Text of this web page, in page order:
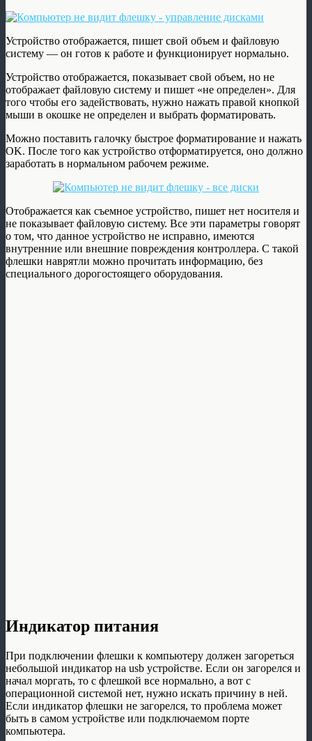
Устройство отображается, пишет свой объем и файловую
систему — он готов к работе и функционирует нормально.
Устройство отображается, показывает свой объем, но не
отображает файловую систему и пишет «не определен». Для
того чтобы его задействовать, нужно нажать правой кнопкой
мыши в окошке не определен и выбрать форматировать.
Можно поставить галочку быстрое форматирование и нажать
OK. После того как устройство отформатируется, оно должно
заработать в нормальном рабочем режиме.
Отображается как съемное устройство, пишет нет носителя и
не показывает файловую систему. Все эти параметры говорят
о том, что данное устройство не исправно, имеются
внутренние или внешние повреждения контроллера. С такой
флешки наврятли можно прочитать информацию, без
специального дорогостоящего оборудования.
Индикатор питания
При подключении флешки к компьютеру должен загореться
небольшой индикатор на usb устройстве. Если он загорелся и
начал моргать, то с флешкой все нормально, а вот с
операционной системой нет, нужно искать причину в ней.
Если индикатор флешки не загорелся, то проблема может
быть в самом устройстве или подключаемом порте
компьютера.